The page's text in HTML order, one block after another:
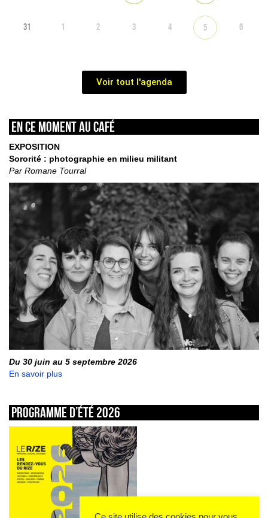
31 1 2 3 4 5 6
Voir tout l'agenda
En ce moment au café
EXPOSITION
Sororité : photographie en milieu militant
Par Romane Tourral
Du 30 juin au 5 septembre 2026
En savoir plus
Programme d’été 2026